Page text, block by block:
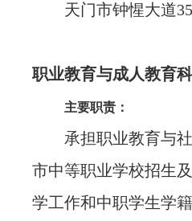
天门市钟惺大道
职业教育与成人教育
主要职责：
承担职业教育与
市中等职业学校招生
学工作和中职学生学